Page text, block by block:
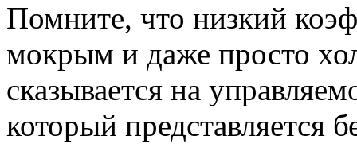
Помните, что низкий
мокрым и даже просто
сказывается на
который представляется